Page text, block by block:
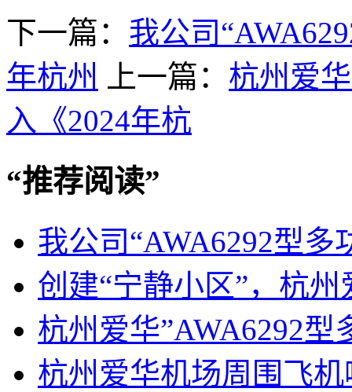
下一篇： 我公司
年杭州
上一篇： 杭州爱
入《2024年杭
“推荐阅读”
我公司“AWA6292型多
创建“宁静小区”，杭
杭州爱华”AWA6292型
杭州爱华机场周围飞